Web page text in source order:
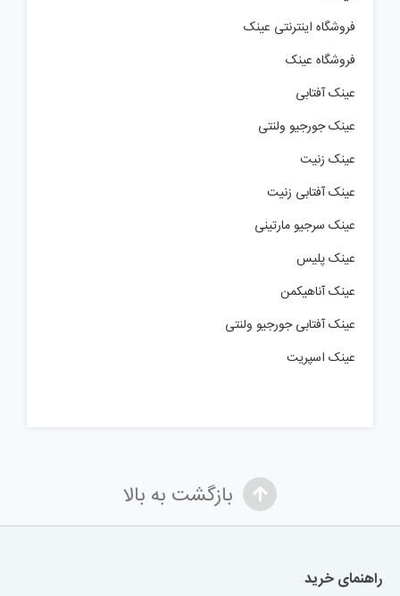
فروشگاه اینترنتی عینک
فروشگاه عینک
عینک آفتابی
عینک جورجیو ولنتی
عینک زنیت
عینک آفتابی زنیت
عینک سرجیو مارتینی
عینک پلیس
عینک آناهیکمن
عینک آفتابی جورجیو ولنتی
عینک اسپریت
بازگشت به بالا
راهنمای خرید